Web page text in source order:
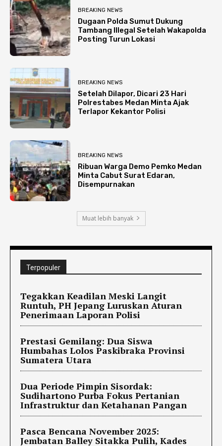
BREAKING NEWS
Dugaan Polda Sumut Dukung
Tambang Illegal Setelah Wakapolda
Posting Turun Lokasi
BREAKING NEWS
Setelah Dilapor, Dicari 23 Hari
Polrestabes Medan Minta Ajak
Terlapor Kekantor Polisi
BREAKING NEWS
Ribuan Warga Demo Pemko Medan
Minta Cabut Surat Edaran,
Disempurnakan
Muat lebih banyak
Terpopuler
Tegakkan Keadilan Meski Langit
Runtuh, PH Jepang Luruskan Aturan
Penerimaan Laporan Polisi
Prestasi Gemilang: Dua Siswa
Humbahas Lolos Paskibraka Provinsi
Sumatera Utara
Dua Periode Pimpin Sisordak:
Sudihartono Purba Fokus Pertanian
Infrastruktur dan Ketahanan Pangan
Pasca Bencana November 2025:
Jembatan Balley Sitakka Pulih, Kades